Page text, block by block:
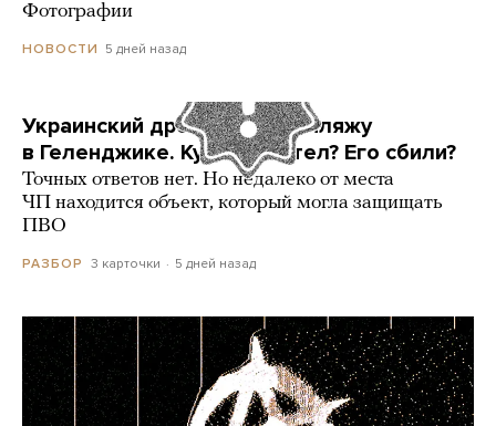
Фотографии
НОВОСТИ 5 дней назад
Украинский дрон попал по пляжу
в Геленджике. Куда он летел? Его сбили?
Точных ответов нет. Но недалеко от места
ЧП находится объект, который могла защищать
ПВО
РАЗБОР 3 карточки 5 дней назад